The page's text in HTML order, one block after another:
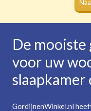
De
voor uw
GordijnenWinkel.nl